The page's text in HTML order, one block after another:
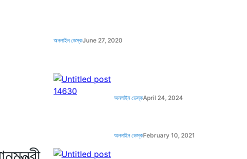
অনলাইন ডেস্কJune 27, 2020
অনলাইন ডেস্কApril 24, 2024
অনলাইন ডেস্কFebruary 10, 2021